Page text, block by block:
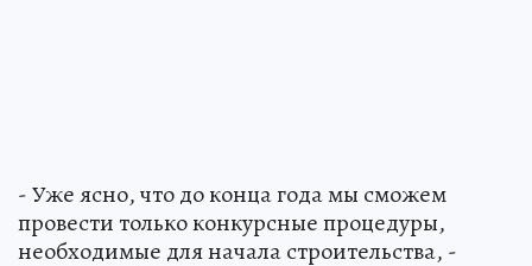
- Уже ясно, что до конца года мы сможем
провести только конкурсные процедуры,
необходимые для начала строительства, -